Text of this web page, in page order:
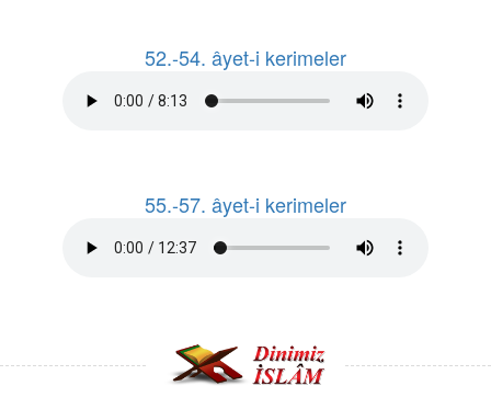
52.-54. âyet-i kerimeler
55.-57. âyet-i kerimeler